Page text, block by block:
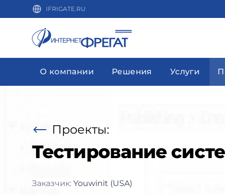
IFRIGATE.RU
О компании Решения Услуги
Проекты:
Тестирование
Заказчик: Youwinit (USA)